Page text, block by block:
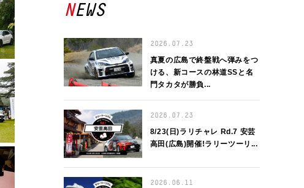
NEWS
2026.07.23
真夏の広島で終盤戦へ弾みをつ
ける、新コースの林道SSと名
門タカタが勝負...
2026.07.23
8/23(日)ラリチャレ Rd.7 安芸
高田(広島)開催!ラリーツーリ...
2026.06.11